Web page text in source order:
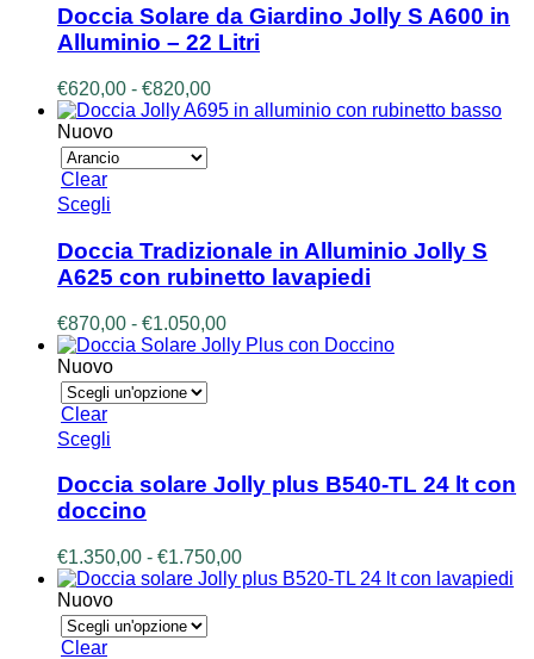
ha
più
varianti.
Le
opzioni
possono
essere
scelte
prodotto
Doccia Solare da Giardino Jolly S A600 in
Alluminio – 22 Litri
€620,00 - €820,00Fascia
di
Nuovo
Clear
Scegli
ha
più
varianti.
opzioni
possono
essere
scelte
prodotto
Doccia Tradizionale in Alluminio Jolly S
A625 con rubinetto lavapiedi
€870,00 - €1.050,00Fascia
di
Nuovo
Clear
Scegli
ha
più
varianti.
Le
opzioni
possono
essere
scelte
Doccia solare Jolly plus B540-TL 24 lt con
doccino
€1.350,00 - €1.750,00Fascia
di
Nuovo
Clear